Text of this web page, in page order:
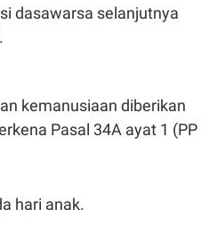
dasawarsa selanjutnya
kemanusiaan diberikan
Pasal 34A ayat 1 (PP
hari anak.